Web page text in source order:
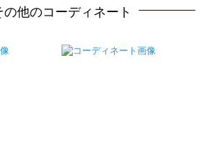
他のコーディネート